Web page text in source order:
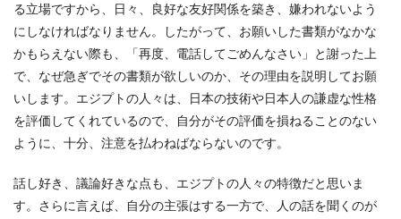
る立場ですから、日々、良好な友好関係を築き、嫌われないよう
にしなければなりません。したがって、お願いした書類がなかな
かもらえない際も、「再度、電話してごめんなさい」と謝った上
で、なぜ急ぎでその書類が欲しいのか、その理由を説明してお願
いします。エジプトの人々は、日本の技術や日本人の謙虚な性格
を評価してくれているので、自分がその評価を損ねることのない
ように、十分、注意を払わねばならないのです。
話し好き、議論好きな点も、エジプトの人々の特徴だと思いま
す。さらに言えば、自分の主張はする一方で、人の話を聞くのが